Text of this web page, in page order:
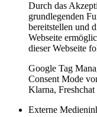
Durch das
grundlegenden
bereitstellen und
Webseite
dieser Webseite
Google Tag
Consent Mode
Klarna, Freshchat
Externe